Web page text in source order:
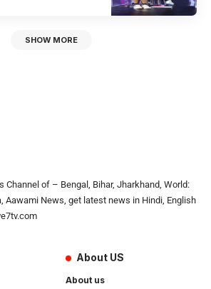
SHOW MORE
Channel of – Bengal, Bihar, Jharkhand, World:
Aawami News, get latest news in Hindi, English
About US
About us